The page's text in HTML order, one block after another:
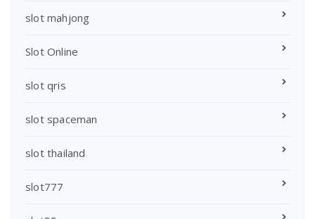
slot mahjong
Slot Online
slot qris
slot spaceman
slot thailand
slot777